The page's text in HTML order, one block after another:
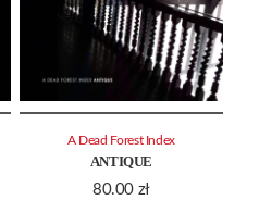
ANTIQUE
80.00 zł
A Dead Forest Index